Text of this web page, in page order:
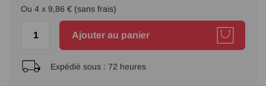
Ou 4 x 9,86 € (sans frais)
Ajouter au panier
Expédié sous : 72 heures